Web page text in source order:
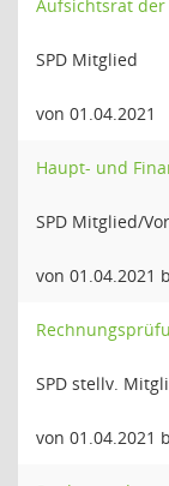
Aufsichtsrat
SPD Mitglied
von 01.04.2021
Haupt- und
SPD Mitglied/
von 01.04.2021
SPD stellv.
von 01.04.2021